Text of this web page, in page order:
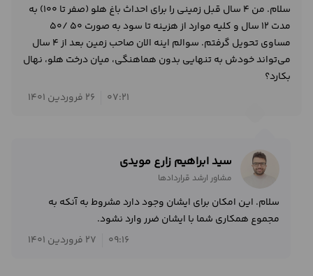
سلام. من ۴ سال قبل زمینی را برای احداث باغ هلو (صفر تا ۱۰۰) به
مدت ۱۲ سال و کلیه موارد از هزینه تا سود به صورت ۵۰ /۵۰
مساوی تحویل گرفتم. سوالم اینه الان صاحب زمین بعد از ۴ سال
می‌تواند خودش به تنهایی بدون هماهنگی، میان درخت هلو، نهال
بکارد؟
07:21
26 فروردین 1401
سید ابراهیم زارع مویدی
مشاور ارشد قراردادها
سلام. این امکان برای ایشان وجود دارد مشروط به آنکه به
مجموع همکاری شما با ایشان ضرر وارد نشود.
09:16
27 فروردین 1401